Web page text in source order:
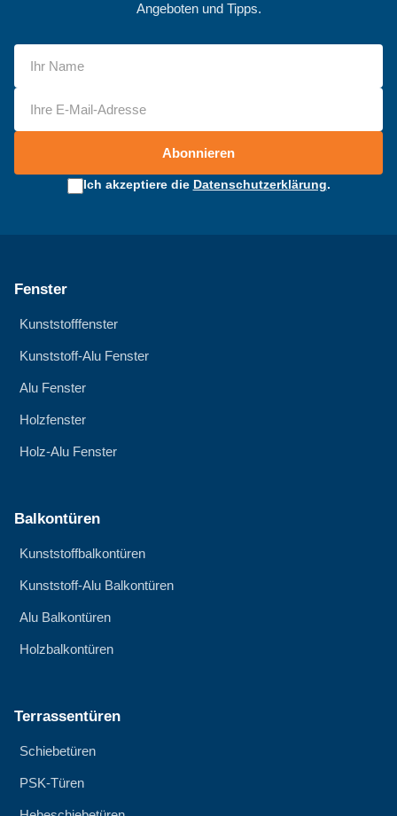
Angeboten und Tipps.
Abonnieren
Ich akzeptiere die Datenschutzerklärung.
Fenster
Kunststofffenster
Kunststoff-Alu Fenster
Alu Fenster
Holzfenster
Holz-Alu Fenster
Balkontüren
Kunststoffbalkontüren
Kunststoff-Alu Balkontüren
Alu Balkontüren
Holzbalkontüren
Terrassentüren
Schiebetüren
PSK-Türen